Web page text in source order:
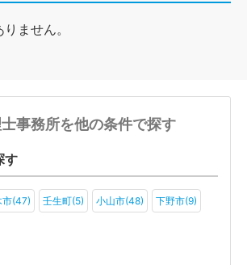
ません。
事務所を他の条件で探す
す
市(47) 壬生町(5) 小山市(48) 下野市(9)